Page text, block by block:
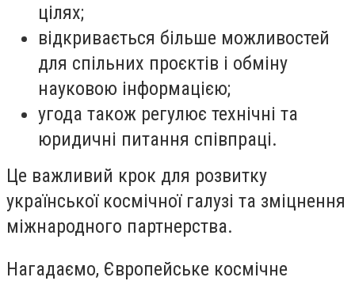
цілях;
відкривається більше можливостей
для спільних проєктів і обміну
науковою інформацією;
угода також регулює технічні та
юридичні питання співпраці.
Це важливий крок для розвитку
української космічної галузі та зміцнення
міжнародного партнерства.
Нагадаємо, Європейське космічне